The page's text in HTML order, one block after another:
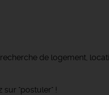
de logement,
sur "postuler" !